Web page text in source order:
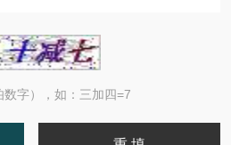
字），如：三加四=7